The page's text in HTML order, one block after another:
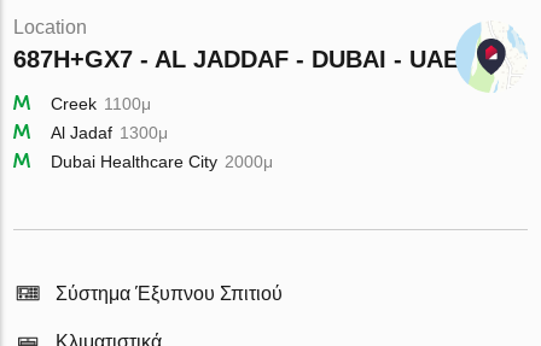
Location
687H+GX7 - AL JADDAF - DUBAI - UAE
Creek 1100μ
Al Jadaf 1300μ
Dubai Healthcare City 2000μ
Σύστημα Έξυπνου Σπιτιού
Κλιματιστικά